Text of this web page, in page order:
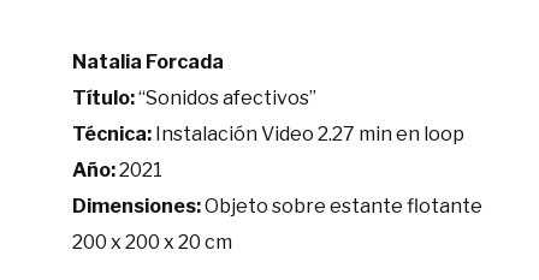
Natalia Forcada
Título:“Sonidos afectivos”
Técnica: Instalación Video 2.27 min en loop
Año:2021
Dimensiones:Objeto sobre estante flotante
200 x 200 x 20 cm